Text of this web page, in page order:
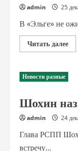
admin 25
В «Эльге» не
Читать далее
не
на
Новости разные
Шохин
admin 24
Глава РСПП
встречу...